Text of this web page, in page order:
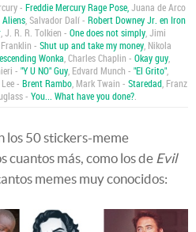
- Freddie Mercury Rage Pose,Juana de Arco
, Salvador Dalí - Robert Downey Jr. en Iron
, J. R. R. Tolkien - One does not simply, Jimi
- Shut up and take my money, Nikola
Wonka, Charles Chaplin - Okay guy,
- "Y U NO" Guy, Edvard Munch - "El Grito",
- Brent Rambo, Mark Twain - Staredad, Franz
- You... What have you done?.
los 50 stickers-meme
cuantos más, como los de Evil
memes muy conocidos: